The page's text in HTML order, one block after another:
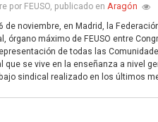
por FEUSO, publicado enAragón
de noviembre, en Madrid, la
órgano máximo de FEUSO entre
de todas las
que se vive en la enseñanza a nivel
sindical realizado en los últimos